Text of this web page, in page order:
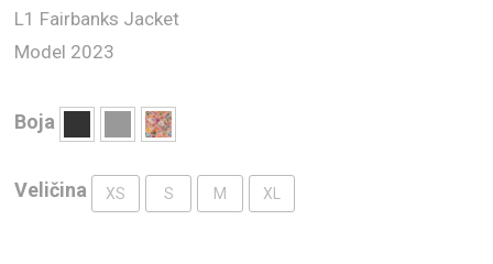
L1 Fairbanks Jacket
Model 2023
Boja
Veličina XS S M XL